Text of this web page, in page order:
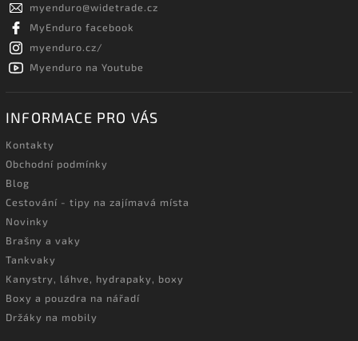
myenduro@widetrade.cz
MyEnduro facebook
myenduro.cz/
Myenduro na Youtube
INFORMACE PRO VÁS
Kontakty
Obchodní podmínky
Blog
Cestování - tipy na zajímavá místa
Novinky
Brašny a vaky
Tankvaky
Kanystry, láhve, hydrapaky, boxy
Boxy a pouzdra na nářadí
Držáky na mobily